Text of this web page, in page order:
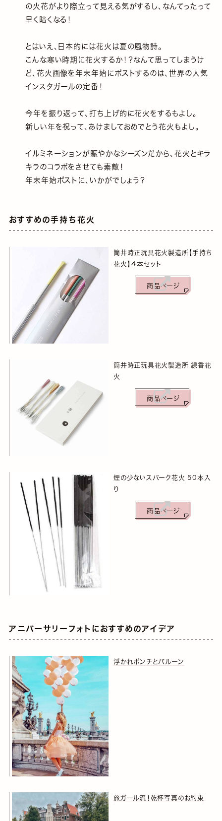
の火花がより際立って見える気がするし、なんてったって
早く暗くなる！
とはいえ、日本的には花火は夏の風物詩。
こんな寒い時期に花火するか！？なんて思ってしまうけ
ど、花火画像を年末年始にポストするのは、世界の人気
インスタガールの定番！
今年を振り返って、打ち上げ的に花火をするもよし。
新しい年を祝って、あけましておめでとう花火もよし。
イルミネーションが賑やかなシーズンだから、花火とキラ
キラのコラボをさせても素敵！
年末年始ポストに、いかがでしょう？
おすすめの手持ち花火
筒井時正玩具花火製造所【手持ち
花火】４本セット
商品ページ
筒井時正玩具花火製造所 線香花
火
商品ページ
煙の少ないスパーク花火 50本入
り
商品ページ
アニバーサリーフォトにおすすめのアイデア
浮かれポンチとバルーン
旅ガール流！乾杯写真のお約束